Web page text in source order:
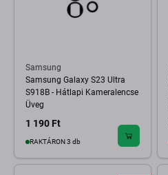
Samsung
Samsung Galaxy S23 Ultra
S918B - Hátlapi Kameralencse
Üveg
1 190 Ft
RAKTÁRON 3 db